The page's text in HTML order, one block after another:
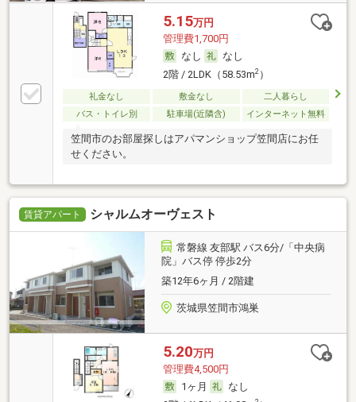
5.15万円
管理費1,700円
なし
なし
2階 / 2LDK（58.53m2）
礼金なし 敷金なし
二人暮らし
バス・トイレ別
駐車場(近隣含) インターネット無料
笠間市のお部屋探しはアパマンショップ笠間店にお任
せください。
賃貸アパート シャルムオーヴェスト
常磐線 友部駅 バス6分/「中央病
院」バス停 停歩2分
築12年6ヶ月 / 2階建
茨城県笠間市鴻巣
5.20万円
管理費4,500円
1ヶ月
なし